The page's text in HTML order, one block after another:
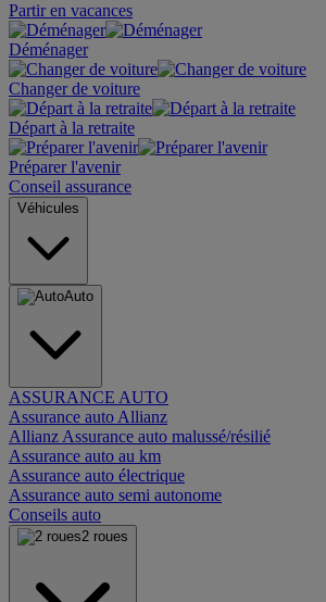
Partir en vacances
Déménager
Changer de voiture
Départ à la retraite
Préparer l'avenir
Conseil assurance
Véhicules
Auto
ASSURANCE AUTO
Assurance auto Allianz
Allianz Assurance auto malussé/résilié
Assurance auto au km
Assurance auto électrique
Assurance auto semi autonome
Conseils auto
2 roues